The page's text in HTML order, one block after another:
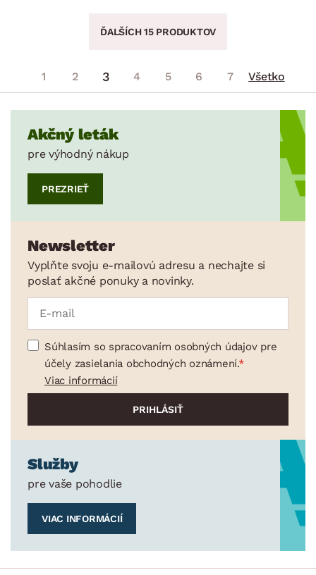
ĎALŠÍCH 15 PRODUKTOV
1 2 3 4 5 6 7 Všetko
Akčný leták
pre výhodný nákup
PREZRIEŤ
Newsletter
Vyplňte svoju e-mailovú adresu a nechajte si
poslať akčné ponuky a novinky.
Súhlasím so spracovaním osobných údajov pre
účely zasielania obchodných oznámení.
Viac informácií
Služby
pre vaše pohodlie
VIAC INFORMÁCIÍ